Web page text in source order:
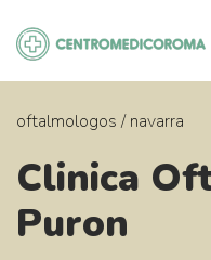
contenido
oftalmologos / navarra
Clinica
Puron